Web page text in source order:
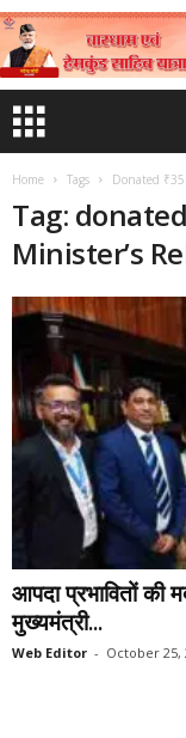
Home Tags Donated
Tag:
Minister’s
आपदा प्रभावितों की
मुख्यमंत्री...
Web Editor - October 25,